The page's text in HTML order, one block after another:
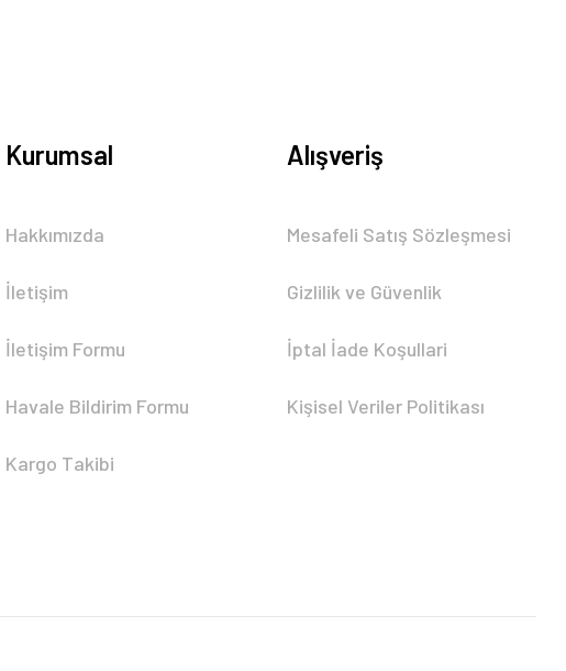
Kurumsal
Hakkımızda
İletişim
İletişim Formu
Havale Bildirim Formu
Kargo Takibi
Alışveriş
Mesafeli Satış Sözleşmesi
Gizlilik ve Güvenlik
İptal İade Koşullari
Kişisel Veriler Politikası